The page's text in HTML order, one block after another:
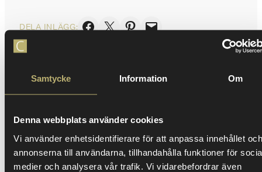
Samtycke Information Om
Denna webbplats använder cookies
Vi använder enhetsidentifierare för att anpassa innehållet och
annonserna till användarna, tillhandahålla funktioner för
medier och analysera vår trafik. Vi vidarebefordrar även
DELA INLÄGG: Dela på Facebook
Skicka denna sida med e-postDela på Pinterest
Skicka denna sida med e-post
KUNSKAPSBANK
Relaterat innehåll
1 1